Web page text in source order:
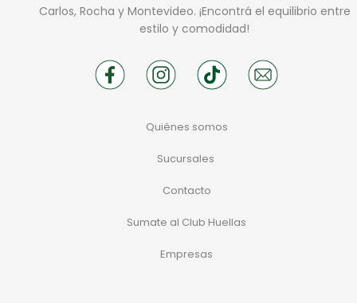
Carlos, Rocha y Montevideo. ¡Encontrá el equilibrio entre
estilo y comodidad!
Quiénes somos
Sucursales
Contacto
Sumate al Club Huellas
Empresas